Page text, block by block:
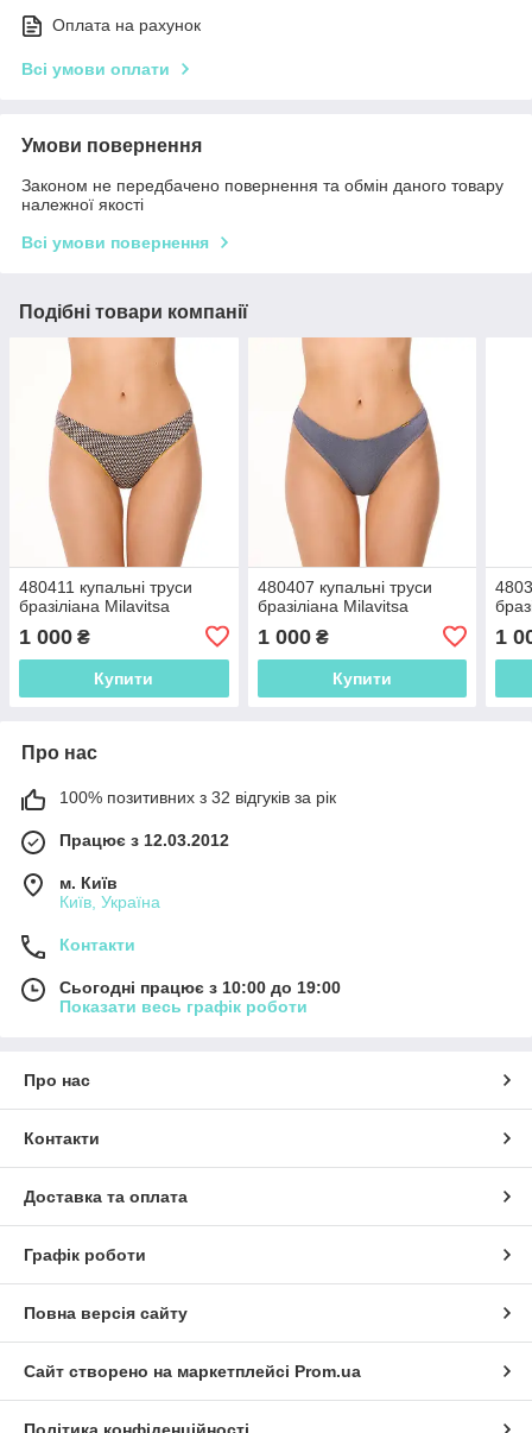
Оплата на рахунок
Всі умови оплати
Умови повернення
Законом не передбачено повернення та обмін даного товару
належної якості
Всі умови повернення
Подібні товари компанії
480411 купальні труси
бразіліана Milavitsa
1 000 ₴
Купити
480407 купальні труси
бразіліана Milavitsa
1 000₴
Купити
1
Про нас
100% позитивних з 32 відгуків за рік
Працює з 12.03.2012
м. Київ
Київ, Україна
Контакти
Сьогодні працює з 10:00 до 19:00
Показати весь графік роботи
Про нас
Контакти
Доставка та оплата
Графік роботи
Повна версія сайту
Сайт створено на маркетплейсі Prom.ua